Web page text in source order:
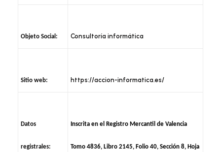
Objeto Social: Consultoría informática
Sitio web: https://accion-informatica.es/
Datos
registrales:
Inscrita en el Registro Mercantil de Valencia
Tomo 4836, Libro 2145, Folio 40, Sección 8, Hoja